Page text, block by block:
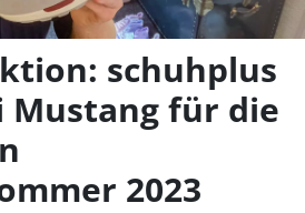
schuhplus
Mustang für die
2023